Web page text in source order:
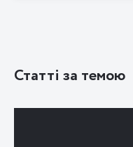
Статті за темою